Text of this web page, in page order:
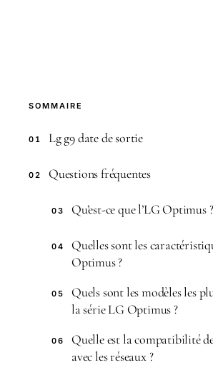
SOMMAIRE
01 Lg g9 date de sortie
02 Questions fréquentes
03 Qu’est-ce que l’LG Optimus ?
04
Quelles sont les
Optimus ?
05
Quels sont les modèles les
la série LG Optimus ?
06
Quelle est la compatibilité
avec les réseaux ?